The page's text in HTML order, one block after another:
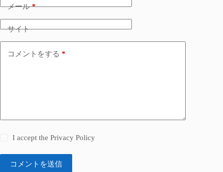
メール*
サイト
コメントをする *
I accept thePrivacy Policy
コメントを送信